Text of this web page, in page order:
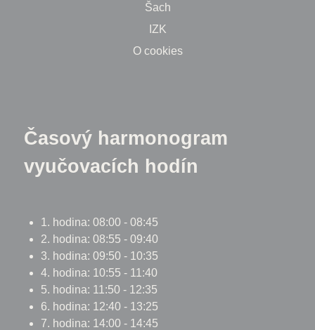
Šach
IZK
O cookies
Časový harmonogram
vyučovacích hodín
1. hodina: 08:00 - 08:45
2. hodina: 08:55 - 09:40
3. hodina: 09:50 - 10:35
4. hodina: 10:55 - 11:40
5. hodina: 11:50 - 12:35
6. hodina: 12:40 - 13:25
7. hodina: 14:00 - 14:45